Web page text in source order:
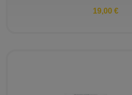
19,00 €